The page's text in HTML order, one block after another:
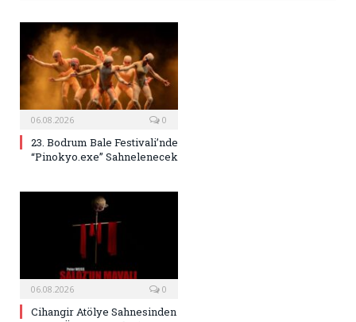
06.08.2026 0
23. Bodrum Bale Festivali’nde
“Pinokyo.exe” Sahnelenecek
06.08.2026 0
Cihangir Atölye Sahnesinden